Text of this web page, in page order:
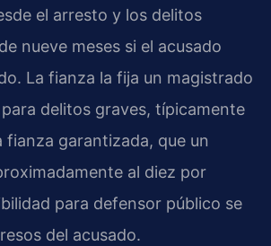
el arresto y los delitos
nueve meses si el acusado
La fianza la fija un magistrado
delitos graves, típicamente
fianza garantizada, que un
al diez por
para defensor público se
del acusado.